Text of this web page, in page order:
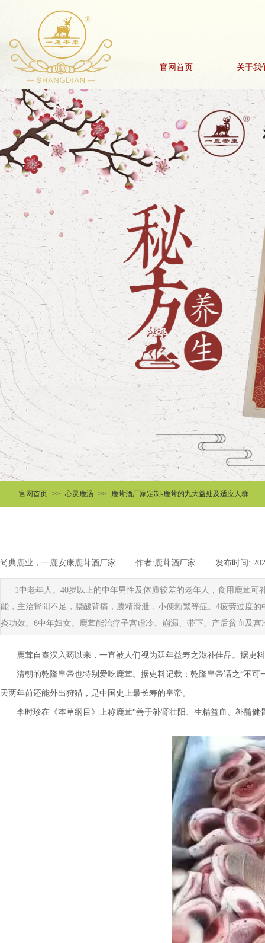
官网首页 关于我
官网首页 >> 心灵鹿汤 >> 鹿茸酒厂家定制-鹿茸的九大益处及适应人群
尚典鹿业，一鹿安康鹿茸酒厂家 作者:鹿茸酒厂家 发布时间:
1中老年人。40岁以上的中年男性及体质较差的老年人，食用鹿茸
能，主治肾阳不足，腰酸背痛，遗精滑泄，小便频繁等症。4疲劳过度
炎功效。6中年妇女。鹿茸能治疗子宫虚冷、崩漏、带下、产后贫血及宫
鹿茸自秦汉入药以来，一直被人们视为延年益寿之滋补佳品。据史
清朝的乾隆皇帝也特别爱吃鹿茸。据史料记载：乾隆皇帝谓之“不
天两年前还能外出狩猎，是中国史上最长寿的皇帝。
李时珍在《本草纲目》上称鹿茸“善于补肾壮阳、生精益血、补髓